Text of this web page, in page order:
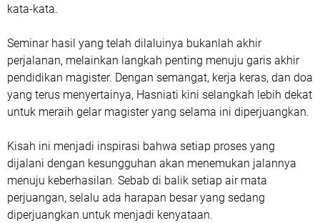
kata-kata.
Seminar hasil yang telah dilaluinya bukanlah akhir
perjalanan, melainkan langkah penting menuju garis akhir
pendidikan magister. Dengan semangat, kerja keras, dan doa
yang terus menyertainya, Hasniati kini selangkah lebih dekat
untuk meraih gelar magister yang selama ini diperjuangkan.
Kisah ini menjadi inspirasi bahwa setiap proses yang
dijalani dengan kesungguhan akan menemukan jalannya
menuju keberhasilan. Sebab di balik setiap air mata
perjuangan, selalu ada harapan besar yang sedang
diperjuangkan untuk menjadi kenyataan.